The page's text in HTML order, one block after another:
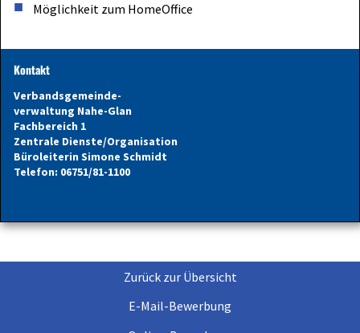
Kontakt
Verbandsgemeinde-
verwaltung Nahe-Glan
Fachbereich 1
Zentrale Dienste/Organisation
Büroleiterin Simone Schmidt
Telefon: 06751/81-1100
Möglichkeit zum HomeOffice
Zurück zur Übersicht
E-Mail-Bewerbung